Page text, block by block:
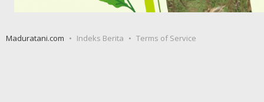
Maduratani.com Indeks Berita Terms of Service